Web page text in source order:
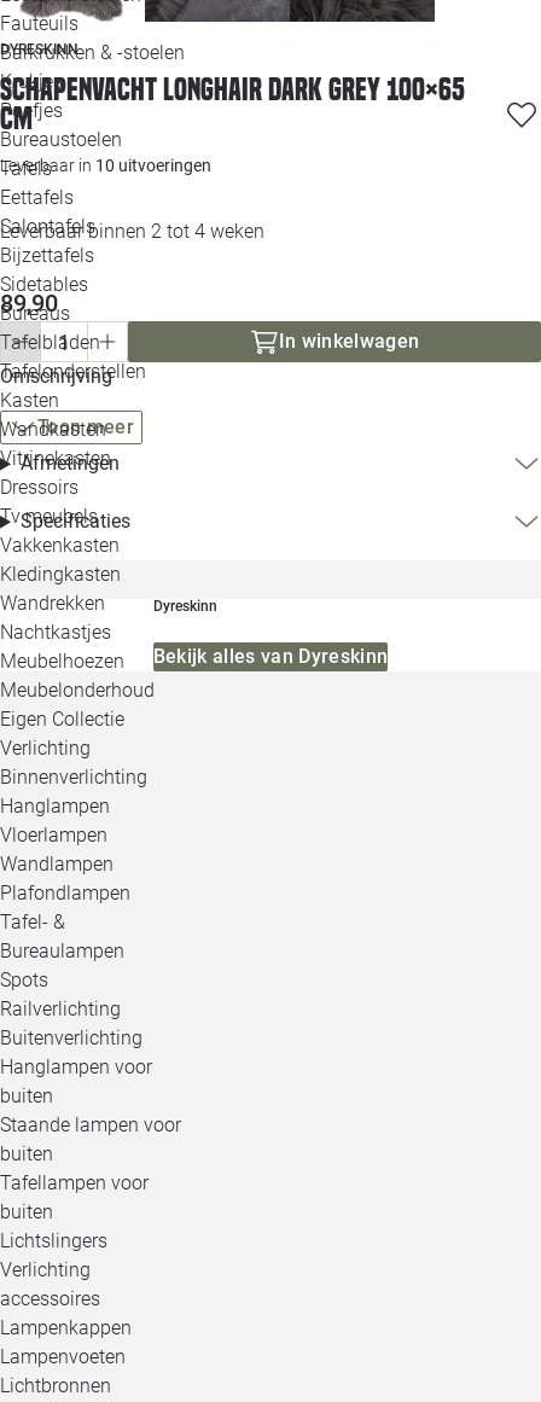
Fauteuils
Barkrukken & -stoelen
Krukjes
Poefjes
Bureaustoelen
Tafels
Eettafels
Salontafels
Bijzettafels
Sidetables
Bureaus
Tafelbladen
Tafelonderstellen
Kasten
Wandkasten
Vitrinekasten
Dressoirs
Tv meubels
Vakkenkasten
Kledingkasten
Wandrekken
Nachtkastjes
Meubelhoezen
Meubelonderhoud
Eigen Collectie
Verlichting
Binnenverlichting
Hanglampen
Vloerlampen
Wandlampen
Plafondlampen
Tafel- &
Bureaulampen
Spots
Railverlichting
Buitenverlichting
Hanglampen voor
buiten
Staande lampen voor
buiten
Tafellampen voor
buiten
Lichtslingers
Verlichting
accessoires
Lampenkappen
Lampenvoeten
Lichtbronnen
Alle
DYRESKINN
Schapenvacht longhair dark grey 100×65
cm
Leverbaar in 10 uitvoeringen
Leverbaar binnen 2 tot 4 weken
89,90
In winkelwagen
Omschrijving
Toon meer
Afmetingen
Specificaties
Dyreskinn
Bekijk alles van Dyreskinn